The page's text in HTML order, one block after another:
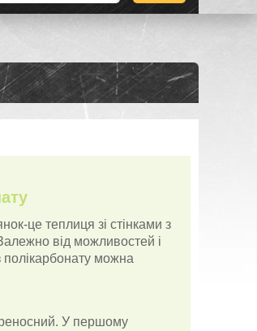
це теплиця зі стінками з
від можливостей і
полікарбонату можна
У першому